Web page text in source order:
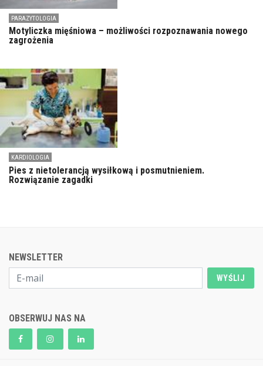
PARAZYTOLOGIA
Motyliczka mięśniowa – możliwości rozpoznawania nowego
zagrożenia
KARDIOLOGIA
Pies z nietolerancją wysiłkową i posmutnieniem.
Rozwiązanie zagadki
NEWSLETTER
WYŚLIJ
OBSERWUJ NAS NA